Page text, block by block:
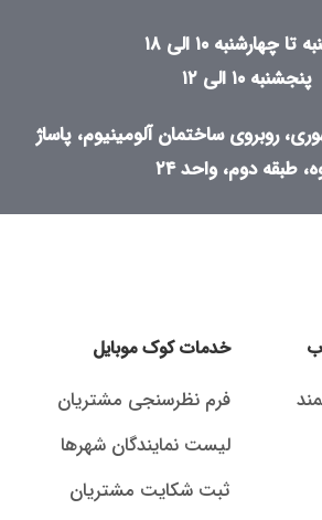
تا چهارشنبه ۱۰ الی ۱۸
پنجشنبه ۱۰ الی ۱۲
روبروی ساختمان آلومینیوم، پاساژ
طبقه دوم، واحد ۲۴
خدمات کوک موبایل
فرم نظرسنجی مشتریان
لیست نمایندگان شهرها
ثبت شکایت مشتریان